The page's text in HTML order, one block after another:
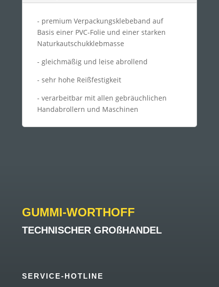
- premium Verpackungsklebeband auf
Basis einer PVC-Folie und einer starken
Naturkautschukklebmasse
- gleichmäßig und leise abrollend
- sehr hohe Reißfestigkeit
- verarbeitbar mit allen gebräuchlichen
Handabrollern und Maschinen
GUMMI-WORTHOFF
TECHNISCHER GROßHANDEL
SERVICE-HOTLINE